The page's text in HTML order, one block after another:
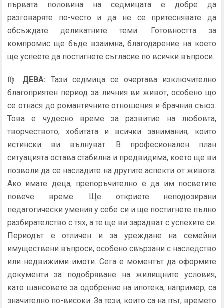
първата половина на седмицата е добре да
разговаряте по-често и да не се притеснявате да
обсъждате деликатните теми. Готовността за
компромис ще бъде взаимна, благодарение на което
ще успеете да постигнете съгласие по всички въпроси.
♍ ДЕВА: Тази седмица се очертава изключително
благоприятен период за личния ви живот, особено що
се отнася до романтичните отношения и брачния съюз.
Това е чудесно време за развитие на любовта,
творчеството, хобитата и всички занимания, които
истински ви вълнуват. В професионален план
ситуацията остава стабилна и предвидима, което ще ви
позволи да се насладите на другите аспекти от живота.
Ако имате деца, препоръчително е да им посветите
повече време. Ще откриете неподозирани
педагогически умения у себе си и ще постигнете пълно
разбирателство с тях, а те ще ви зарадват с успехите си.
Периодът е отличен и за уреждане на семейни
имуществени въпроси, особено свързани с наследство
или недвижими имоти. Сега е моментът да оформите
документи за подобряване на жилищните условия,
като шансовете за одобрение на ипотека, например, са
значително по-високи. За тези, които са на път, времето